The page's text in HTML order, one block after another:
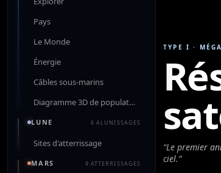
Pays
Le Monde
Énergie
Câbles sous-marins
Diagramme 3D de population
LUNE 6 ALUNISSAGES
Sites d'atterrissage
MARS 9 ATTERRISSAGES
TYPE I ·
“Le premier
ciel.”